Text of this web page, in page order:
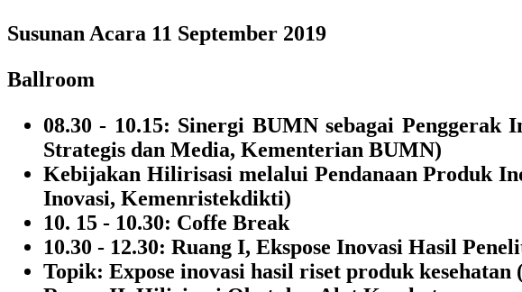
Susunan Acara 11 September 2019
Ballroom
08.30 - 10.15: Sinergi BUMN sebagai Penggerak
Strategis dan Media, Kementerian BUMN)
Kebijakan Hilirisasi melalui Pendanaan Produk
Inovasi, Kemenristekdikti)
10. 15 - 10.30: Coffe Break
10.30 - 12.30: Ruang I, Ekspose Inovasi Hasil
Topik: Expose inovasi hasil riset produk kesehatan